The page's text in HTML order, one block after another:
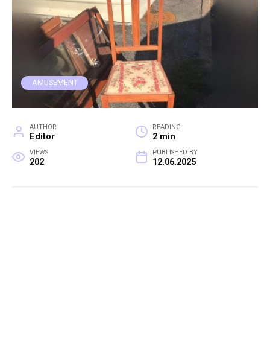
AMUSEMENT
AUTHOR
Editor
READING
2 min
VIEWS
202
PUBLISHED BY
12.06.2025